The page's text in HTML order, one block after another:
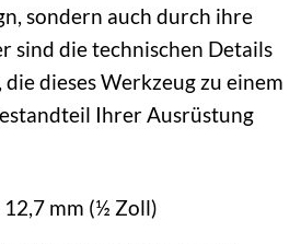
sondern auch durch ihre
sind die technischen Details
dieses Werkzeug zu einem
Ihrer Ausrüstung
12,7 mm (½ Zoll)